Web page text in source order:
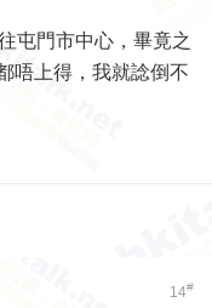
屯門市中心，畢竟之
唔上得，我就諗倒不
14#